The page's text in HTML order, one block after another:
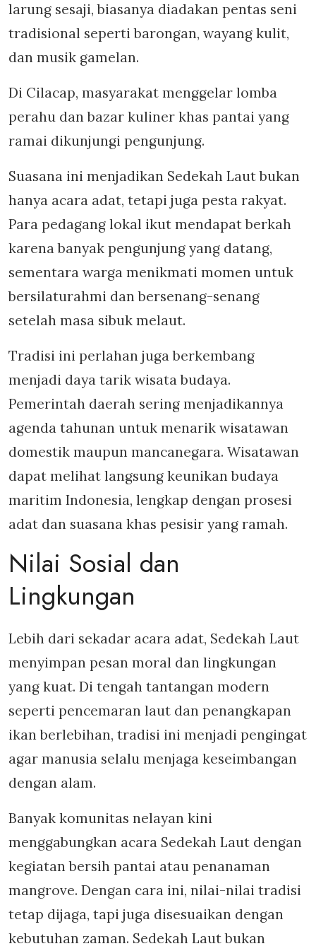
larung sesaji, biasanya diadakan pentas seni
tradisional seperti barongan, wayang kulit,
dan musik gamelan.
Di Cilacap, masyarakat menggelar lomba
perahu dan bazar kuliner khas pantai yang
ramai dikunjungi pengunjung.
Suasana ini menjadikan Sedekah Laut bukan
hanya acara adat, tetapi juga pesta rakyat.
Para pedagang lokal ikut mendapat berkah
karena banyak pengunjung yang datang,
sementara warga menikmati momen untuk
bersilaturahmi dan bersenang-senang
setelah masa sibuk melaut.
Tradisi ini perlahan juga berkembang
menjadi daya tarik wisata budaya.
Pemerintah daerah sering menjadikannya
agenda tahunan untuk menarik wisatawan
domestik maupun mancanegara. Wisatawan
dapat melihat langsung keunikan budaya
maritim Indonesia, lengkap dengan prosesi
adat dan suasana khas pesisir yang ramah.
Nilai Sosial dan
Lingkungan
Lebih dari sekadar acara adat, Sedekah Laut
menyimpan pesan moral dan lingkungan
yang kuat. Di tengah tantangan modern
seperti pencemaran laut dan penangkapan
ikan berlebihan, tradisi ini menjadi pengingat
agar manusia selalu menjaga keseimbangan
dengan alam.
Banyak komunitas nelayan kini
menggabungkan acara Sedekah Laut dengan
kegiatan bersih pantai atau penanaman
mangrove. Dengan cara ini, nilai-nilai tradisi
tetap dijaga, tapi juga disesuaikan dengan
kebutuhan zaman. Sedekah Laut bukan